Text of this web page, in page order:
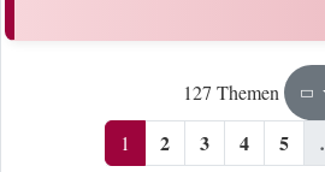
127 Themen
1 2 3 4 5